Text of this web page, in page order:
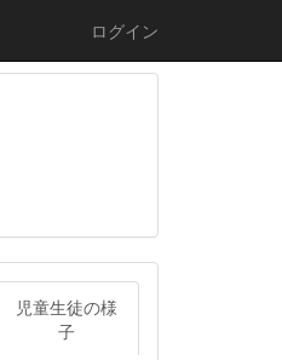
ログイン
児童生徒の様
子